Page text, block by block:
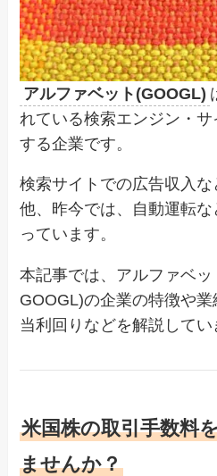
アルファベット(GOOGL)
れている検索エンジン・
する企業です。
検索サイトでの広告収入
他、昨今では、自動運転
っています。
本記事では、アルファベッ
GOOGL)の企業の特徴や
当利回りなどを解説してい
米国株の取引手数料
ませんか？